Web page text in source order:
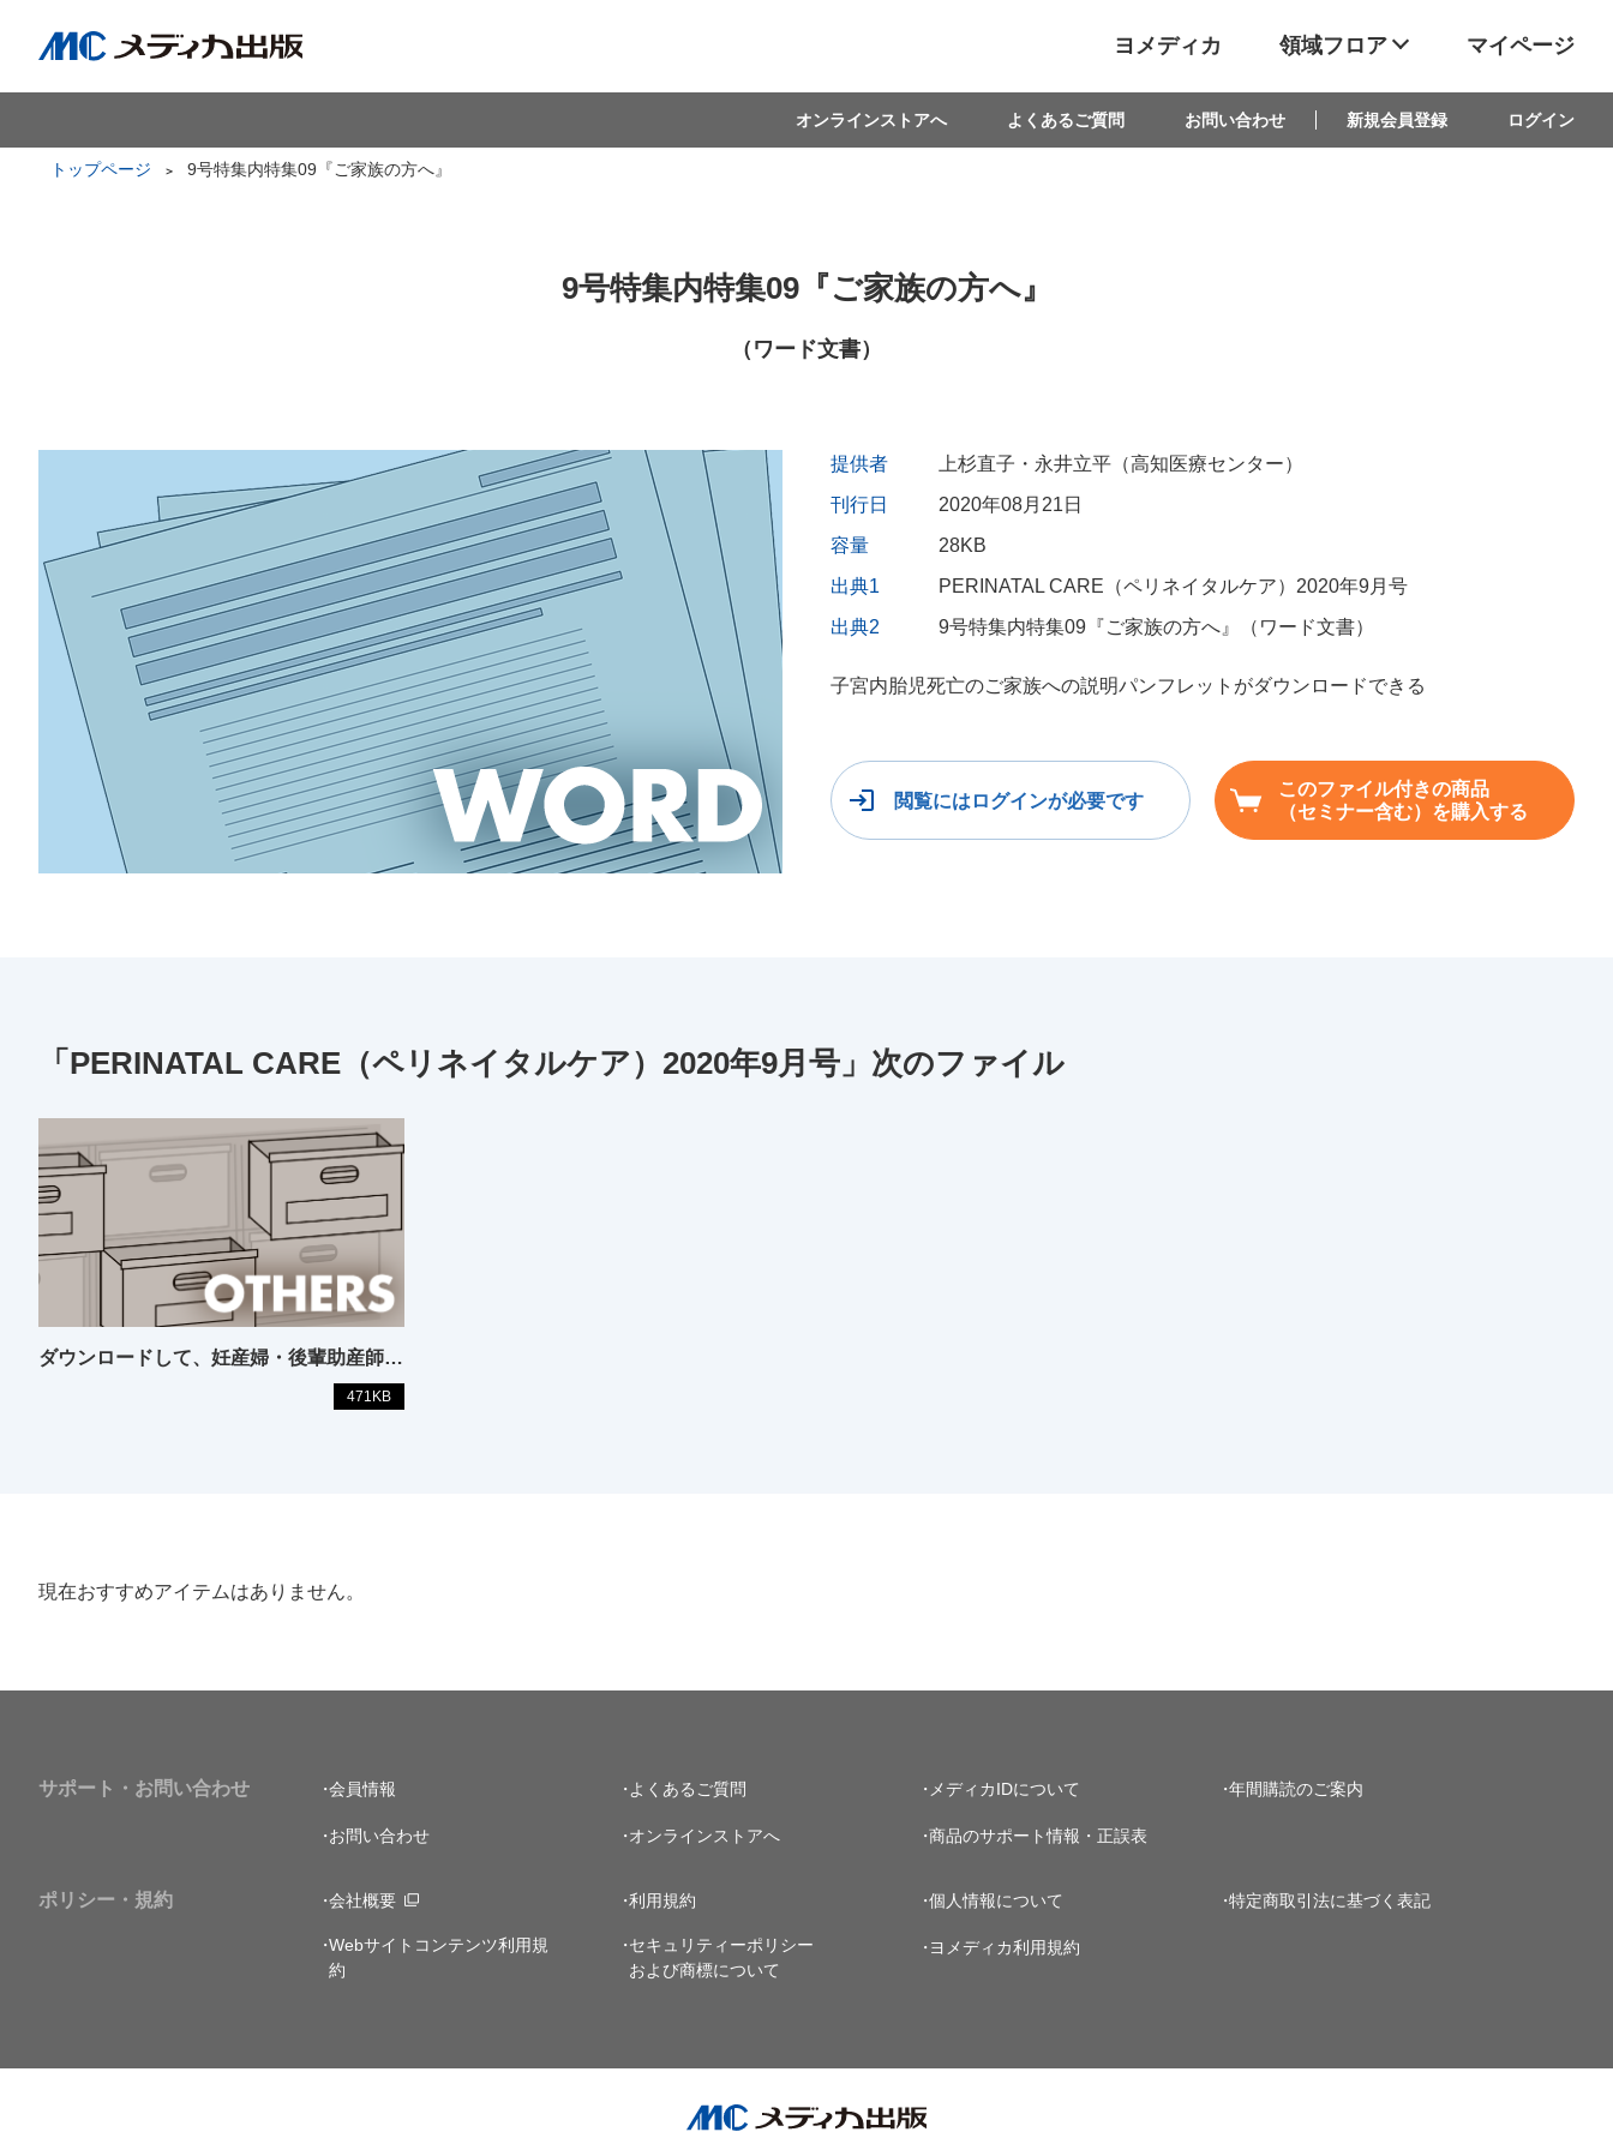
ヨメディカ 領域フロア マイページ
オンラインストアへ よくあるご質問 お問い合わせ 新規会員登録 ログイン
トップページ 9号特集内特集09『ご家族の方へ』
9号特集内特集09『ご家族の方へ』
（ワード文書）
提供者
上杉直子・永井立平（高知医療センター）
刊行日
2020年08月21日
容量
28KB
出典1
PERINATAL CARE（ペリネイタルケア）2020年9月号
出典2
9号特集内特集09『ご家族の方へ』（ワード文書）
子宮内胎児死亡のご家族への説明パンフレットがダウンロードできる
閲覧にはログインが必要です
このファイル付きの商品
（セミナー含む）を購入する
「PERINATAL CARE（ペリネイタルケア）2020年9月号」次のファイル
ダウンロードして、妊産婦・後輩助産師に説明しよう！ ガイドライン イラストで噛み砕きサマリー
471KB
現在おすすめアイテムはありません。
サポート・お問い合わせ 会員情報 よくあるご質問 メディカIDについて 年間購読のご案内
お問い合わせ オンラインストアへ 商品のサポート情報・正誤表
ポリシー・規約 会社概要 利用規約 個人情報について 特定商取引法に基づく表記
Webサイトコンテンツ利用規
約
セキュリティーポリシー
および商標について
ヨメディカ利用規約